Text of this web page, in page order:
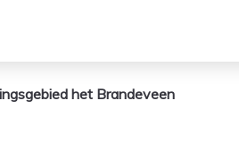
het Brandeveen